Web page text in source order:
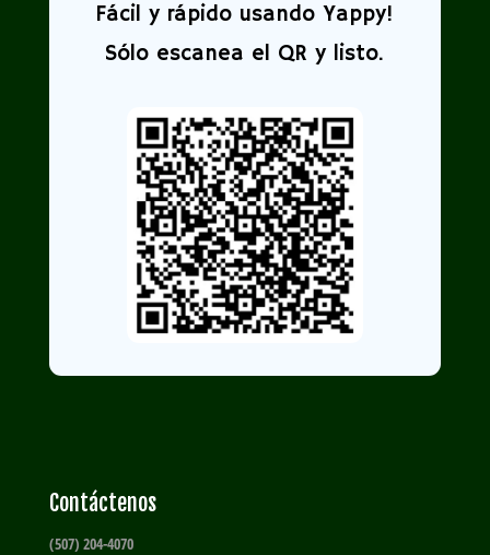
Fácil y rápido usando Yappy!
Sólo escanea el QR y listo.
Contáctenos
(507) 204-4070